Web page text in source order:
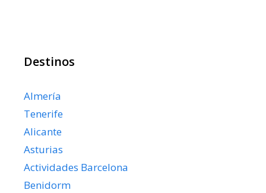
Destinos
Almería
Tenerife
Alicante
Asturias
Actividades Barcelona
Benidorm